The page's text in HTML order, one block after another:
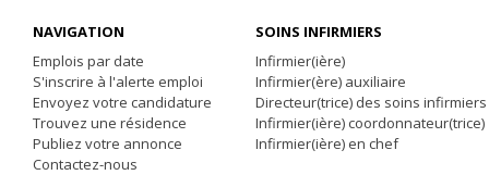
NAVIGATION
Emplois par date
S'inscrire à l'alerte emploi
Envoyez votre candidature
Trouvez une résidence
Publiez votre annonce
Contactez-nous
SOINS INFIRMIERS
Infirmier(ière)
Infirmier(ère) auxiliaire
Directeur(trice) des soins infirmiers
Infirmier(ière) coordonnateur(trice)
Infirmier(ière) en chef